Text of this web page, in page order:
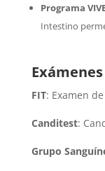
Programa
Intestino
Exámenes
FIT: Examen
Canditest:
Grupo